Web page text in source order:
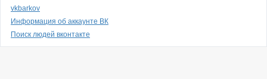
vkbarkov
Информация об аккаунте ВК
Поиск людей вконтакте